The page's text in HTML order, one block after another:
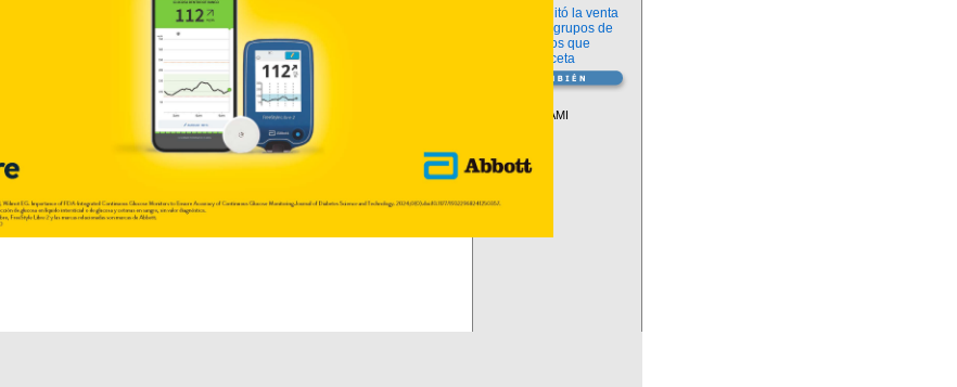
ANMAT habilitó la venta
libre de diez grupos de
medicamentos que
requerían receta
Descuentos PAMI